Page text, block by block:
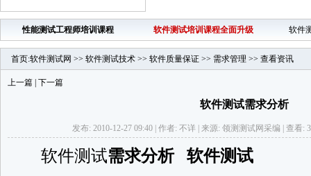
性能测试工程师培训课程 软件测试培训课程全面升级 软件
首页:软件测试网 >> 软件测试技术 >> 软件质量保证 >> 需求管理 >> 查看资讯
上一篇 下一篇
软件测试需求分析
发布: 2010-12-27 09:40 | 作者: 不详 | 来源: 领测测试网采编 | 查看:
软件测试需求分析
软件测试